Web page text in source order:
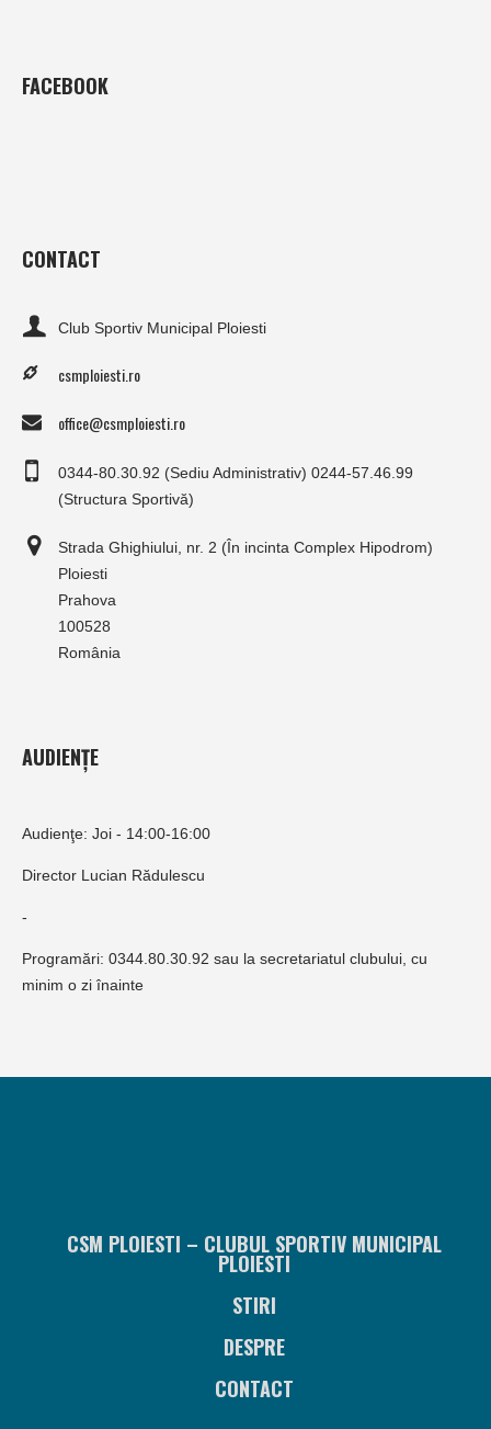
FACEBOOK
CONTACT
Club Sportiv Municipal Ploiesti
csmploiesti.ro
office@csmploiesti.ro
0344-80.30.92 (Sediu Administrativ) 0244-57.46.99
(Structura Sportivă)
Strada Ghighiului, nr. 2 (În incinta Complex Hipodrom)
Ploiesti
Prahova
100528
România
AUDIENȚE
Audienţe: Joi - 14:00-16:00
Director Lucian Rădulescu
-
Programări: 0344.80.30.92 sau la secretariatul clubului, cu
minim o zi înainte
CSM PLOIESTI – CLUBUL SPORTIV MUNICIPAL
PLOIESTI
STIRI
DESPRE
CONTACT